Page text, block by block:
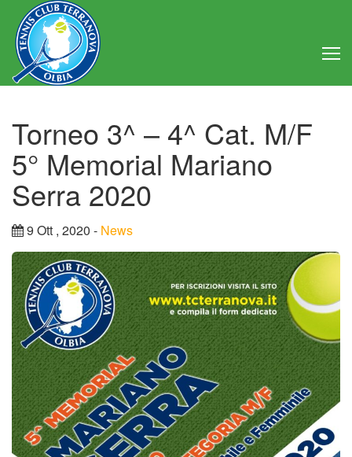
Club
Consiglio Direttivo
Statuto
Attività
Struttura
Tornei
Wheelchair
News
Torneo 3^ – 4^ Cat. M/F
5° Memorial Mariano
Serra 2020
9 Ott , 2020 - News